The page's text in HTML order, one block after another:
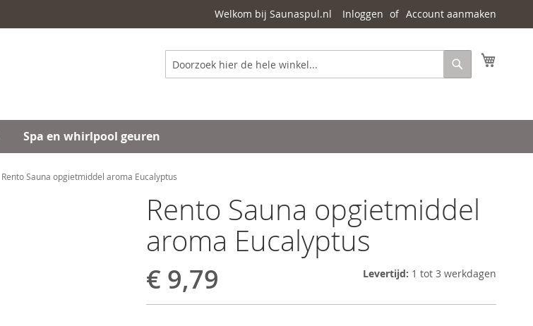
Welkom bij Saunaspul.nl Inloggen Account aanmaken
Zoeken
Zoeken
Spa en whirlpool geuren
Rento Sauna opgietmiddel aroma Eucalyptus
Rento Sauna opgietmiddel
aroma Eucalyptus
€ 9,79 Levertijd: 1 tot 3 werkdagen